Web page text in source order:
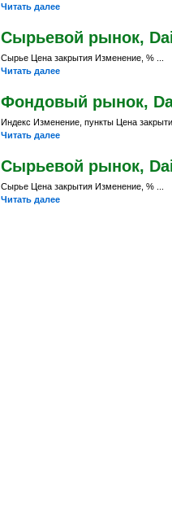
Читать далее
Сырьевой рынок,
Сырье Цена закрытия Изменение, % ...
Читать далее
Фондовый рынок,
Индекс Изменение, пункты Цена
Читать далее
Сырьевой рынок,
Сырье Цена закрытия Изменение, % ...
Читать далее